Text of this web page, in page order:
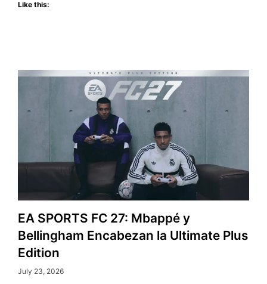
septiembre
Like this:
EA SPORTS FC 27: Mbappé y
Bellingham Encabezan la Ultimate Plus
Edition
July 23, 2026